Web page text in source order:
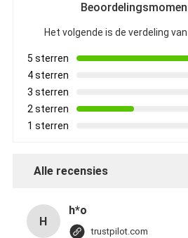
Het volgende is de verdeling
5 sterren
4 sterren
3 sterren
2 sterren
1 sterren
Alle recensies
H
h*o
trustpilot.com